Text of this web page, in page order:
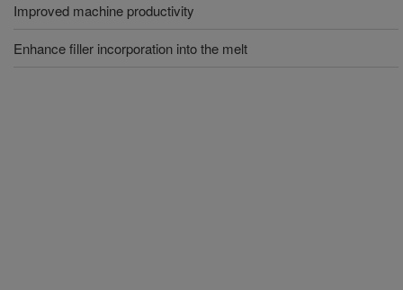
Improved machine productivity
Enhance filler incorporation into the melt